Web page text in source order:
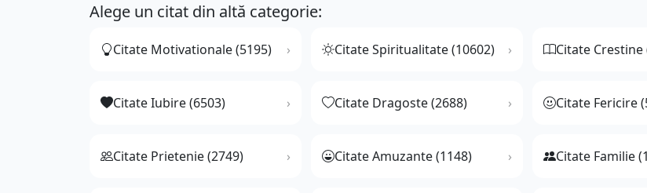
Alege un citat din altă categorie:
Citate Motivationale (5195) Citate Spiritualitate (10602) Citate Crestine
Citate Iubire (6503) Citate Dragoste (2688) Citate Fericire
Citate Prietenie (2749) Citate Amuzante (1148) Citate Familie